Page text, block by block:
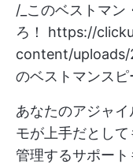
/_このベストマン
ろ！ https://
content/
のベストマンス
あなたのアジャ
モが上手だとし
管理するサポート